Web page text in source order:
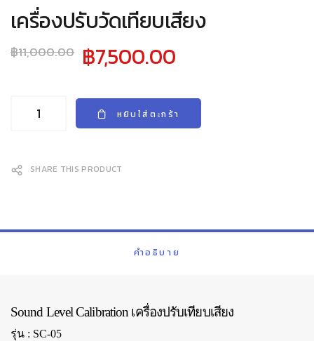
เครื่องปรับวัดเทียบเสียง
฿11,000.00 Original
price
was:
฿11,000.00.
฿7,500.00
is:
฿7,500.00.
หยิบใส่ตะกร้า
SHARE THIS PRODUCT
คำอธิบาย
Sound Level Calibration เครื่องปรับเทียบเสียง
รุ่น : SC-05